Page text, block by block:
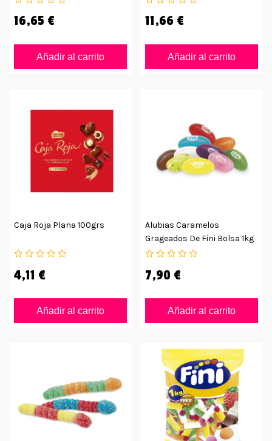
16,65 €
Añadir al carrito
11,66 €
Añadir al carrito
Caja Roja Plana 100grs
4,11 €
Añadir al carrito
Alubias Caramelos
Grageados De Fini Bolsa 1kg
7,90 €
Añadir al carrito